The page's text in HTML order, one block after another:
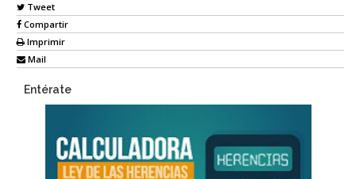
Tweet
Compartir
Imprimir
Mail
Entérate